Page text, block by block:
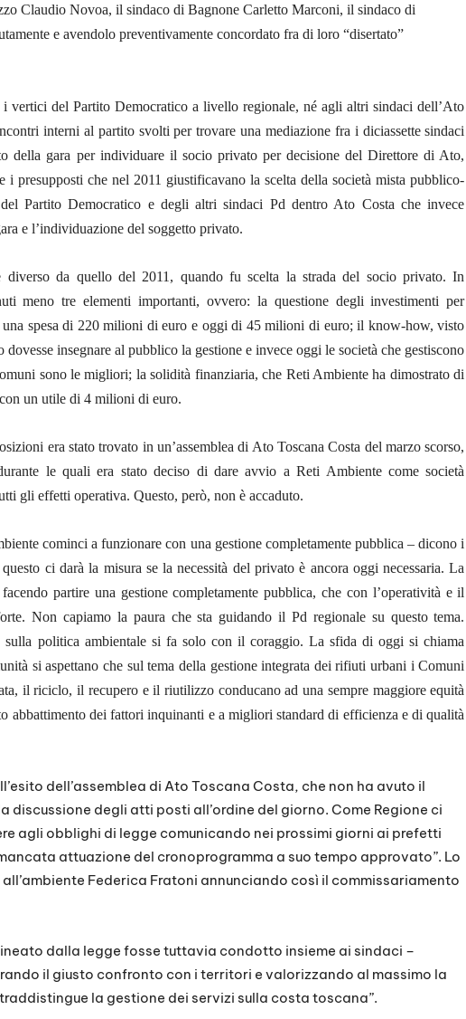
Claudio Novoa, il sindaco di Bagnone Carletto Marconi, il sindaco di
e avendolo preventivamente concordato fra di loro “disertato”
vertici del Partito Democratico a livello regionale, né agli altri sindaci dell’Ato
interni al partito svolti per trovare una mediazione fra i diciassette sindaci
della gara per individuare il socio privato per decisione del Direttore di Ato,
i presupposti che nel 2011 giustificavano la scelta della società mista pubblico-
Partito Democratico e degli altri sindaci Pd dentro Ato Costa che invece
e l’individuazione del soggetto privato.
da quello del 2011, quando fu scelta la strada del socio privato. In
meno tre elementi importanti, ovvero: la questione degli investimenti per
una spesa di 220 milioni di euro e oggi di 45 milioni di euro; il know-how, visto
insegnare al pubblico la gestione e invece oggi le società che gestiscono
sono le migliori; la solidità finanziaria, che Reti Ambiente ha dimostrato di
un utile di 4 milioni di euro.
era stato trovato in un’assemblea di Ato Toscana Costa del marzo scorso,
le quali era stato deciso di dare avvio a Reti Ambiente come società
gli effetti operativa. Questo, però, non è accaduto.
cominci a funzionare con una gestione completamente pubblica – dicono i
ci darà la misura se la necessità del privato è ancora oggi necessaria. La
partire una gestione completamente pubblica, che con l’operatività e il
Non capiamo la paura che sta guidando il Pd regionale su questo tema.
politica ambientale si fa solo con il coraggio. La sfida di oggi si chiama
si aspettano che sul tema della gestione integrata dei rifiuti urbani i Comuni
il riciclo, il recupero e il riutilizzo conducano ad una sempre maggiore equità
abbattimento dei fattori inquinanti e a migliori standard di efficienza e di qualità
dell’assemblea di Ato Toscana Costa, che non ha avuto il
discussione degli atti posti all’ordine del giorno. Come Regione ci
agli obblighi di legge comunicando nei prossimi giorni ai prefetti
attuazione del cronoprogramma a suo tempo approvato”. Lo
Federica Fratoni annunciando così il commissariamento
dalla legge fosse tuttavia condotto insieme ai sindaci –
il giusto confronto con i territori e valorizzando al massimo la
la gestione dei servizi sulla costa toscana”.